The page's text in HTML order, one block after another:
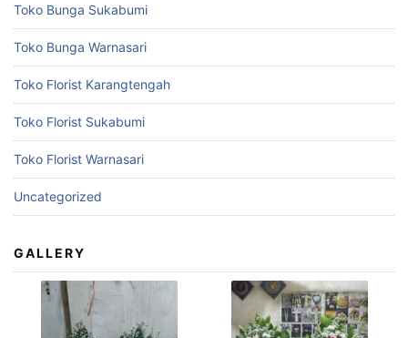
Toko Bunga Sukabumi
Toko Bunga Warnasari
Toko Florist Karangtengah
Toko Florist Sukabumi
Toko Florist Warnasari
Uncategorized
GALLERY